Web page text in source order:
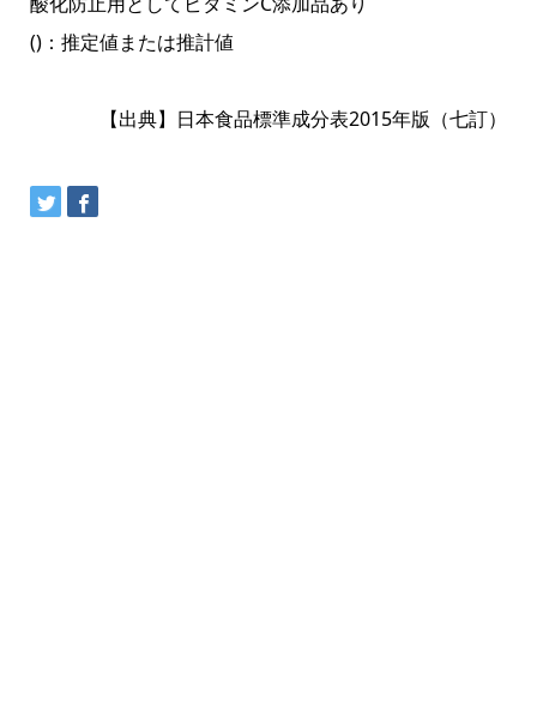
()：推定値または推計値
【出典】日本食品標準成分表2015年版（七訂）